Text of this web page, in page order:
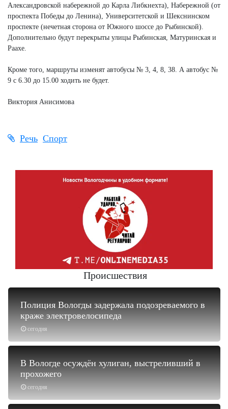
Александровской набережной до Карла Либкнехта), Набережной (от
проспекта Победы до Ленина), Университетской и Шекснинском
проспекте (нечетная сторона от Южного шоссе до Рыбинской).
Дополнительно будут перекрыты улицы Рыбинская, Матуринская и
Раахе.
Кроме того, маршруты изменят автобусы № 3, 4, 8, 38. А автобус №
9 с 6.30 до 15.00 ходить не будет.
Виктория Анисимова
Речь Спорт
Происшествия
сегодня
Полиция Вологды задержала подозреваемого в
краже электровелосипеда
сегодня
В Вологде осуждён хулиган, выстреливший в
прохожего